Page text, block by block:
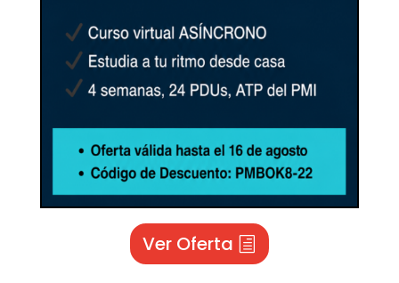
Ver Oferta